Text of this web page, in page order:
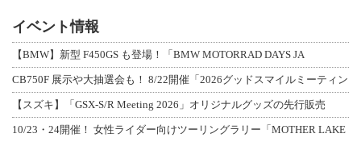
イベント情報
【BMW】新型 F450GS も登場！「BMW MOTORRAD DAYS JA
CB750F 展示や大抽選会も！ 8/22開催「2026グッドスマイルミーティン
【スズキ】「GSX-S/R Meeting 2026」オリジナルグッズの先行販売
10/23・24開催！ 女性ライダー向けツーリングラリー「MOTHER LAKE